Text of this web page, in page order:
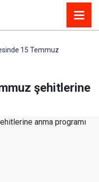
15 Temmuz
şehitlerine